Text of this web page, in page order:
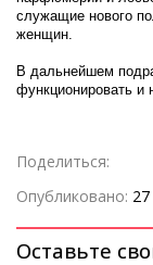
служащие нового
женщин.
В дальнейшем
функционировать и
Поделиться:
Опубликовано:
Оставьте